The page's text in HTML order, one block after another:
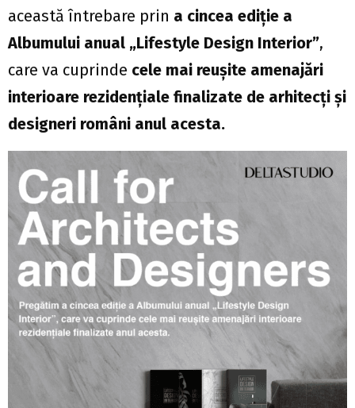
această întrebare prin a cincea ediție a
Albumului anual „Lifestyle Design Interior”,
care va cuprinde cele mai reușite amenajări
interioare rezidențiale finalizate de arhitecți și
designeri români anul acesta.